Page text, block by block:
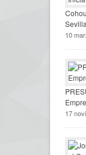
10
17